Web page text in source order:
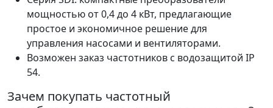
мощностью от 0,4 до 4 кВт, предлагающие
простое и экономичное решение для
управления насосами и вентиляторами.
Возможен заказ частотников с водозащитой IP
54.
Зачем покупать частотный